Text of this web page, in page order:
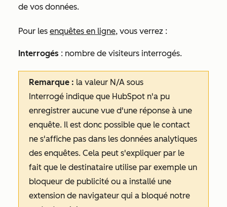
de vos données.
Pour les enquêtes en ligne, vous verrez :
Interrogés : nombre de visiteurs interrogés.
Remarque : la valeur N/A sous
Interrogé indique que HubSpot n'a pu
enregistrer aucune vue d'une réponse à une
enquête. Il est donc possible que le contact
ne s'affiche pas dans les données analytiques
des enquêtes. Cela peut s'expliquer par le
fait que le destinataire utilise par exemple un
bloqueur de publicité ou a installé une
extension de navigateur qui a bloqué notre